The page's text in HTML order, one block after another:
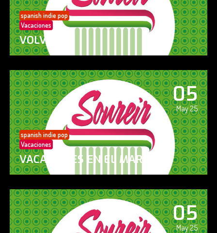
spanish indie pop
Vacaciones
VOLVERÁS
05
May 25
spanish indie pop
Vacaciones
VACACIONES EN EL MAR
05
May 25